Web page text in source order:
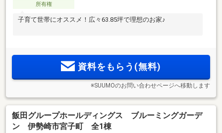
所有権
子育て世帯にオススメ！広々63.85坪で理想のお家♪
資料をもらう(無料)
※SUUMOのお問い合わせページへ移動します
飯田グループホールディングス ブルーミングガーデ
ン 伊勢崎市宮子町 全1棟